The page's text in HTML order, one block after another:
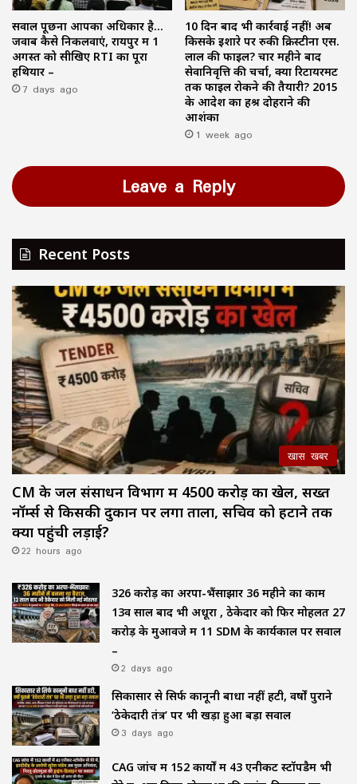
सवाल पूछना आपका अधिकार है…
जवाब कैसे निकलवाएं, रायपुर में 1
अगस्त को सीखिए RTI का पूरा
हथियार –
7 days ago
10 दिन बाद भी कार्रवाई नहीं! अब
किसके इशारे पर रुकी क्रिस्टीना एस.
लाल की फाइल? चार महीने बाद
सेवानिवृत्ति की चर्चा, क्या रिटायरमेंट
तक फाइल रोकने की तैयारी? 2015
के आदेश का हश्र दोहराने की
आशंका
1 week ago
Leave a Reply
Recent Posts
खास खबर
CM के जल संसाधन विभाग में ₹4500 करोड़ का खेल, सख्त
नॉर्म्स से किसकी दुकान पर लगा ताला, सचिव को हटाने तक
क्यों पहुंची लड़ाई?
22 hours ago
₹326 करोड़ का अरपा-भैंसाझार 36 महीने का काम
13वें साल बाद भी अधूरा , ठेकेदार को फिर मोहलत ₹27
करोड़ के मुआवजे में 11 SDM के कार्यकाल पर सवाल
–
2 days ago
सिकासार से सिर्फ कानूनी बाधा नहीं हटी, वर्षों पुराने
‘ठेकेदारी तंत्र’ पर भी खड़ा हुआ बड़ा सवाल
3 days ago
CAG जांच में 152 कार्यों में 43 एनीकट स्टॉपडैम भी